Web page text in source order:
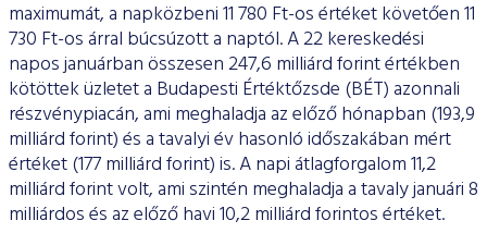
maximumát, a napközbeni 11 780 Ft-os értéket követően 11
730 Ft-os árral búcsúzott a naptól. A 22 kereskedési
napos januárban összesen 247,6 milliárd forint értékben
kötöttek üzletet a Budapesti Értéktőzsde (BÉT) azonnali
részvénypiacán, ami meghaladja az előző hónapban (193,9
milliárd forint) és a tavalyi év hasonló időszakában mért
értéket (177 milliárd forint) is. A napi átlagforgalom 11,2
milliárd forint volt, ami szintén meghaladja a tavaly januári 8
milliárdos és az előző havi 10,2 milliárd forintos értéket.